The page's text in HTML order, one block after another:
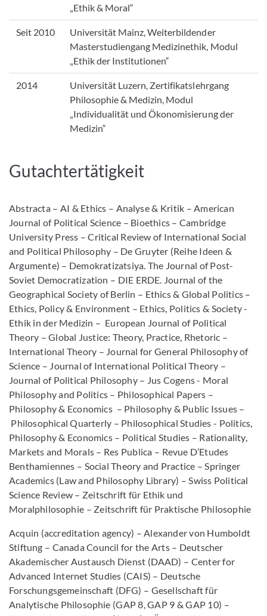
„Ethik & Moral“
Seit 2010
Universität Mainz, Weiterbildender
Masterstudiengang Medizinethik, Modul
„Ethik der Institutionen“
2014
Universität Luzern, Zertifikatslehrgang
Philosophie & Medizin, Modul
„Individualität und Ökonomisierung der
Medizin“
Gutachtertätigkeit
Abstracta – AI & Ethics – Analyse & Kritik – American
Journal of Political Science – Bioethics – Cambridge
University Press – Critical Review of International Social
and Political Philosophy – De Gruyter (Reihe Ideen &
Argumente) – Demokratizatsiya. The Journal of Post-
Soviet Democratization – DIE ERDE. Journal of the
Geographical Society of Berlin – Ethics & Global Politics –
Ethics, Policy & Environment – Ethics, Politics & Society -
Ethik in der Medizin – European Journal of Political
Theory – Global Justice: Theory, Practice, Rhetoric –
International Theory – Journal for General Philosophy of
Science – Journal of International Political Theory –
Journal of Political Philosophy – Jus Cogens - Moral
Philosophy and Politics – Philosophical Papers –
Philosophy & Economics – Philosophy & Public Issues –
Philosophical Quarterly – Philosophical Studies - Politics,
Philosophy & Economics – Political Studies – Rationality,
Markets and Morals – Res Publica – Revue D’Etudes
Benthamiennes – Social Theory and Practice – Springer
Academics (Law and Philosophy Library) – Swiss Political
Science Review – Zeitschrift für Ethik und
Moralphilosophie – Zeitschrift für Praktische Philosophie
Acquin (accreditation agency) – Alexander von Humboldt
Stiftung – Canada Council for the Arts – Deutscher
Akademischer Austausch Dienst (DAAD) – Center for
Advanced Internet Studies (CAIS) – Deutsche
Forschungsgemeinschaft (DFG) – Gesellschaft für
Analytische Philosophie (GAP 8, GAP 9 & GAP 10) –